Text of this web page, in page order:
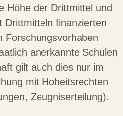
Höhe der Drittmittel und
Drittmitteln finanzierten
Forschungsvorhaben
anerkannte Schulen
gilt auch dies nur im
mit Hoheitsrechten
Zeugniserteilung).